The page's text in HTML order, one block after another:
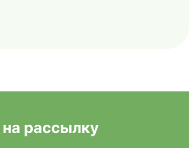
рассылку